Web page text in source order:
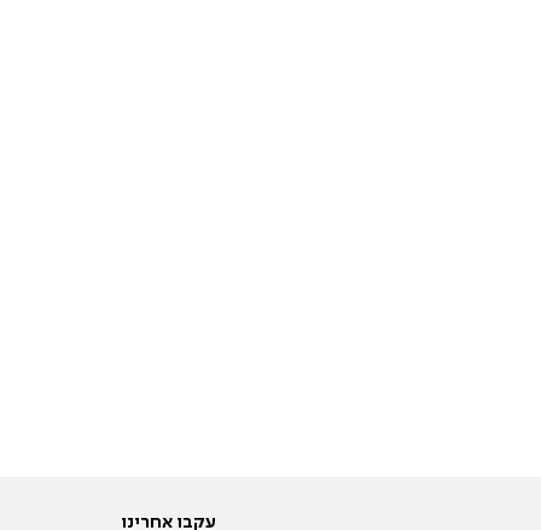
עקבו אחרינו